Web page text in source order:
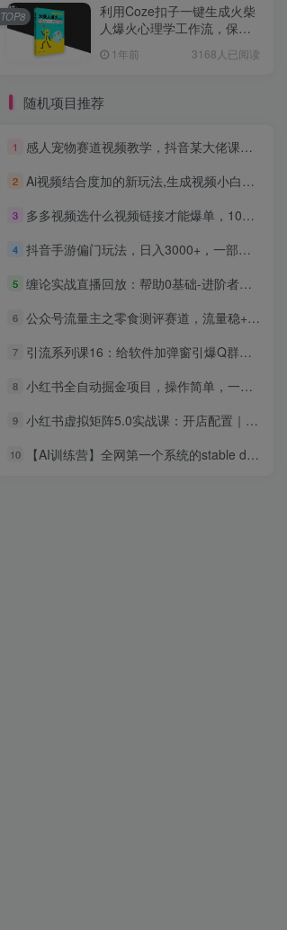
利用Coze扣子一键生成火柴
人爆火心理学工作流，保姆
1年前 3168人已阅读
TOP8
随机项目推荐
1 感人宠物赛道视频教学，抖音某大佬课程，可做伙伴计划精选独家收益
2 Ai视频结合度加的新玩法,生成视频小白轻松日入300+
3 多多视频选什么视频链接才能爆单，10分钟教会你，爆单不是浮云
4 抖音手游偏门玩法，日入3000+，一部手机可操作
5 缠论实战直播回放：帮助0基础-进阶者用缠论实现月均15%+稳健盈利-更新9月
6 公众号流量主之零食测评赛道，流量稳+受众广，20分钟一条作品
7 引流系列课16：给软件加弹窗引爆Q群，私域引流利器
8 小红书全自动掘金项目，操作简单，一键启动，多号即可放大利润，日入三位数【揭秘】
9 小红书虚拟矩阵5.0实战课：开店配置｜AI原创｜双平台选品｜多IP隔离｜测怼店铺工作室批量变现实操教学
10 【AI训练营】全网第一个系统的stable diffusion基础课，新手入门必看